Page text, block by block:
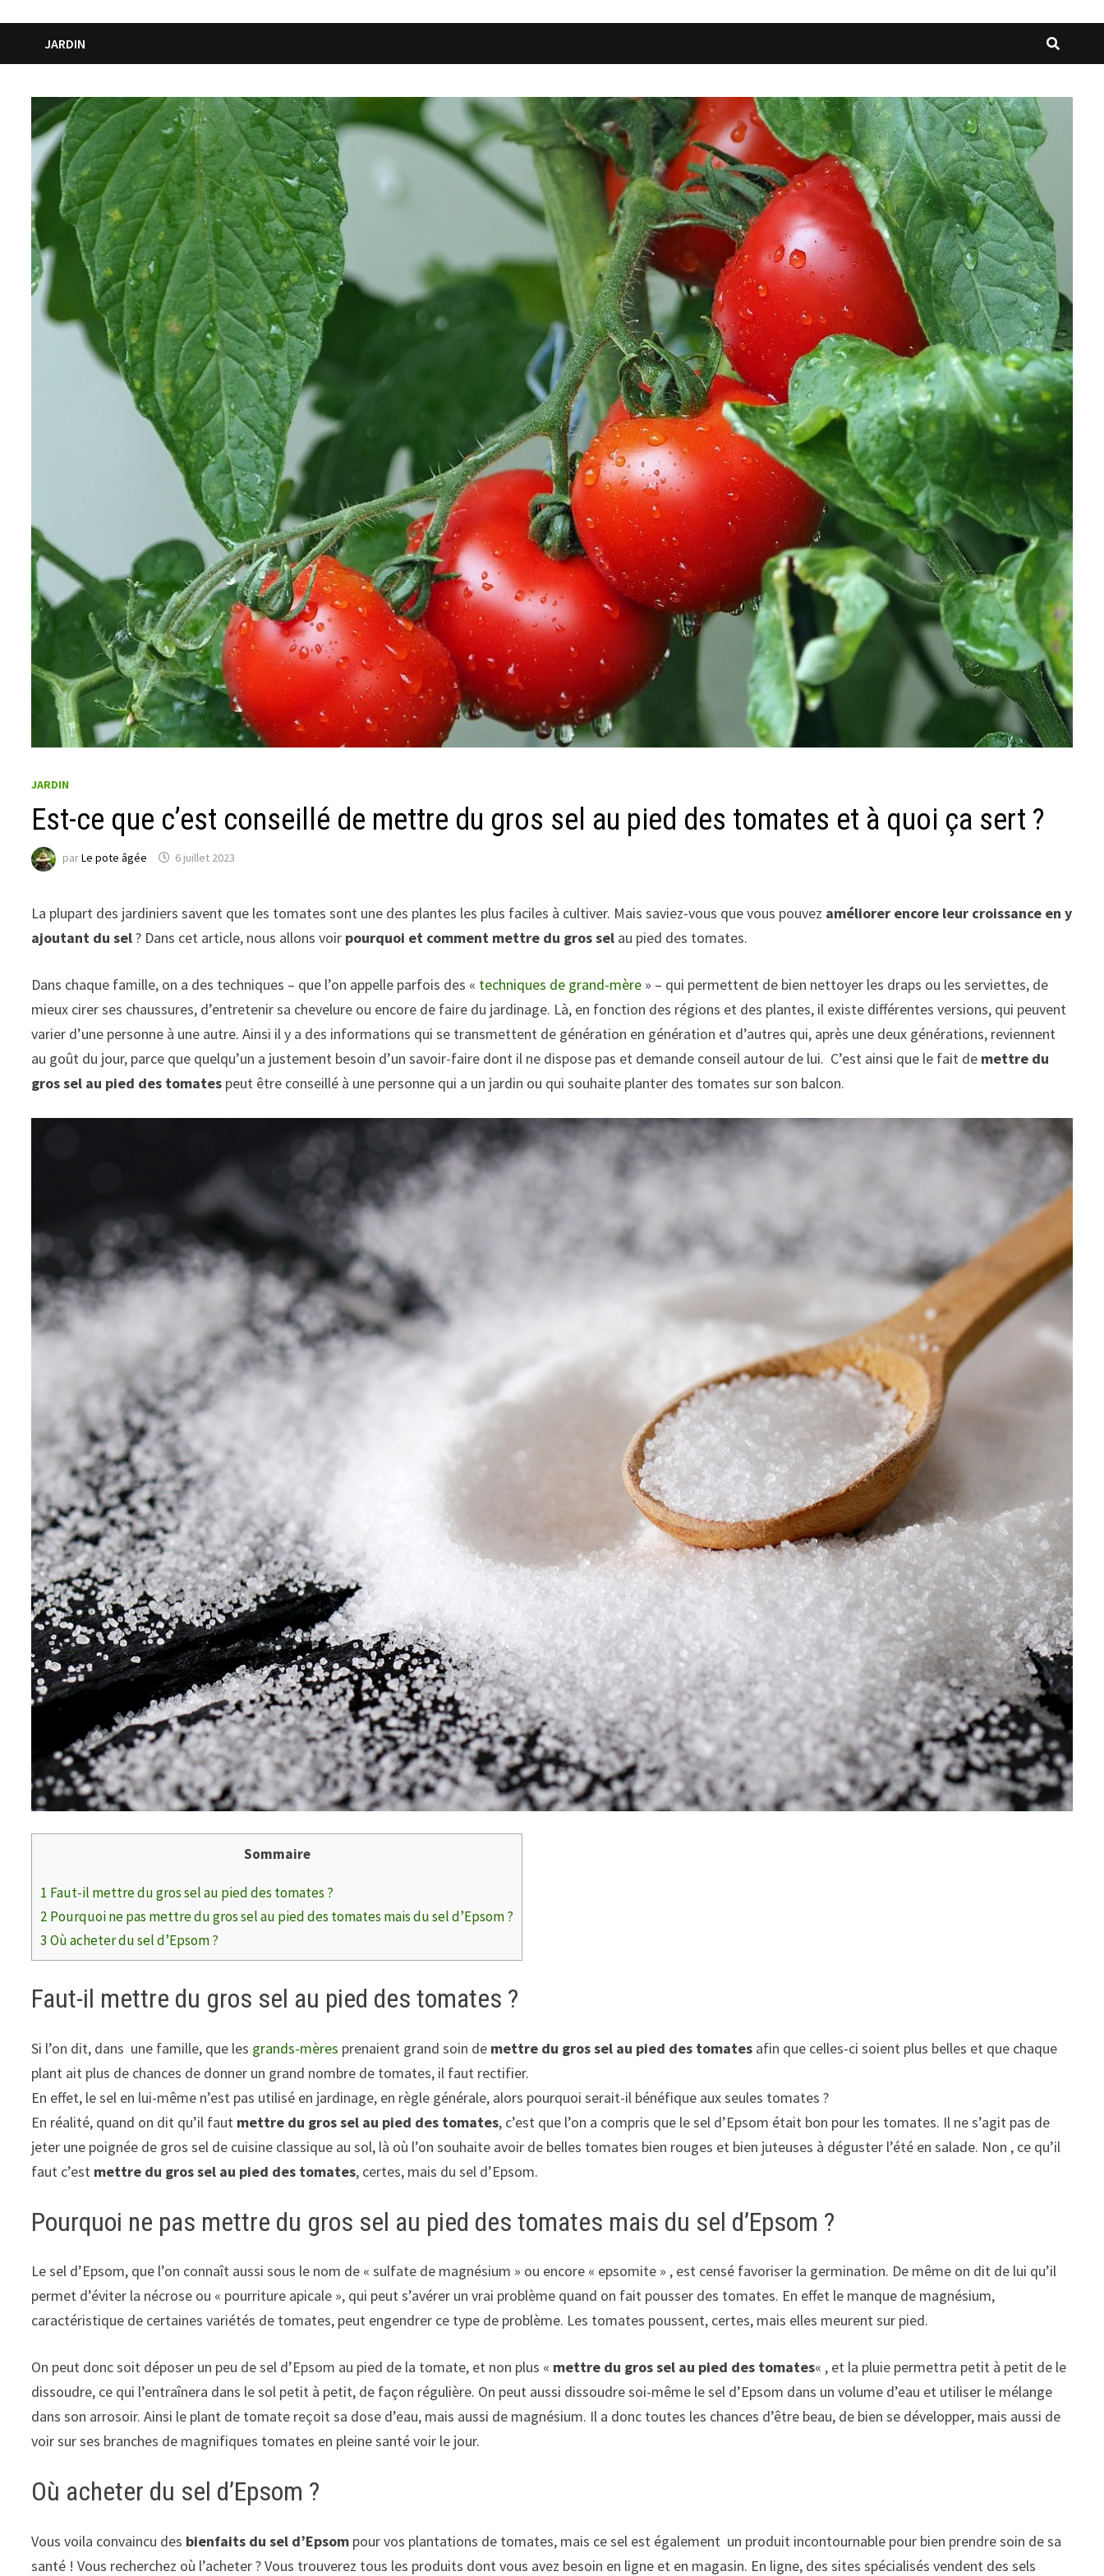
JARDIN
JARDIN
Est-ce que c’est conseillé de mettre du gros sel au pied des tomates et à quoi ça sert ?
parLe pote âgée 6 juillet 2023
La plupart des jardiniers savent que les tomates sont une des plantes les plus faciles à cultiver. Mais saviez-vous que vous pouvez améliorer encore leur croissance en y
ajoutant du sel? Dans cet article, nous allons voir pourquoi et comment mettre du gros sel au pied des tomates.
Dans chaque famille, on a des techniques – que l’on appelle parfois des « techniques de grand-mère » – qui permettent de bien nettoyer les draps ou les serviettes, de
mieux cirer ses chaussures, d’entretenir sa chevelure ou encore de faire du jardinage. Là, en fonction des régions et des plantes, il existe différentes versions, qui peuvent
varier d’une personne à une autre. Ainsi il y a des informations qui se transmettent de génération en génération et d’autres qui, après une deux générations, reviennent
au goût du jour, parce que quelqu’un a justement besoin d’un savoir-faire dont il ne dispose pas et demande conseil autour de lui. C’est ainsi que le fait de mettre du
gros sel au pied des tomates peut être conseillé à une personne qui a un jardin ou qui souhaite planter des tomates sur son balcon.
Sommaire
1 Faut-il mettre du gros sel au pied des tomates ?
2 Pourquoi ne pas mettre du gros sel au pied des tomates mais du sel d’Epsom ?
3 Où acheter du sel d’Epsom ?
Faut-il mettre du gros sel au pied des tomates ?
Si l’on dit, dans une famille, que les grands-mères prenaient grand soin de mettre du gros sel au pied des tomates afin que celles-ci soient plus belles et que chaque
plant ait plus de chances de donner un grand nombre de tomates, il faut rectifier.
En effet, le sel en lui-même n’est pas utilisé en jardinage, en règle générale, alors pourquoi serait-il bénéfique aux seules tomates ?
En réalité, quand on dit qu’il faut mettre du gros sel au pied des tomates, c’est que l’on a compris que le sel d’Epsom était bon pour les tomates. Il ne s’agit pas de
jeter une poignée de gros sel de cuisine classique au sol, là où l’on souhaite avoir de belles tomates bien rouges et bien juteuses à déguster l’été en salade. Non , ce qu’il
faut c’est mettre du gros sel au pied des tomates, certes, mais du sel d’Epsom.
Pourquoi ne pas mettre du gros sel au pied des tomates mais du sel d’Epsom ?
Le sel d’Epsom, que l’on connaît aussi sous le nom de « sulfate de magnésium » ou encore « epsomite » , est censé favoriser la germination. De même on dit de lui qu’il
permet d’éviter la nécrose ou « pourriture apicale », qui peut s’avérer un vrai problème quand on fait pousser des tomates. En effet le manque de magnésium,
caractéristique de certaines variétés de tomates, peut engendrer ce type de problème. Les tomates poussent, certes, mais elles meurent sur pied.
On peut donc soit déposer un peu de sel d’Epsom au pied de la tomate, et non plus « mettre du gros sel au pied des tomates« , et la pluie permettra petit à petit de le
dissoudre, ce qui l’entraînera dans le sol petit à petit, de façon régulière. On peut aussi dissoudre soi-même le sel d’Epsom dans un volume d’eau et utiliser le mélange
dans son arrosoir. Ainsi le plant de tomate reçoit sa dose d’eau, mais aussi de magnésium. Il a donc toutes les chances d’être beau, de bien se développer, mais aussi de
voir sur ses branches de magnifiques tomates en pleine santé voir le jour.
Où acheter du sel d’Epsom ?
Vous voila convaincu des bienfaits du sel d’Epsom pour vos plantations de tomates, mais ce sel est également un produit incontournable pour bien prendre soin de sa
santé ! Vous recherchez où l’acheter ? Vous trouverez tous les produits dont vous avez besoin en ligne et en magasin. En ligne, des sites spécialisés vendent des sels